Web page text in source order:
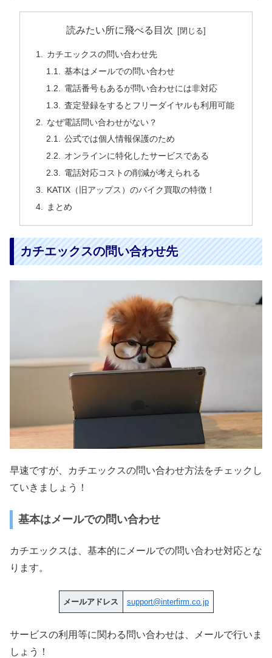
読みたい所に飛べる目次
カチエックスの問い合わせ先
基本はメールでの問い合わせ
電話番号もあるが問い合わせには非対応
査定登録をするとフリーダイヤルも利用可能
なぜ電話問い合わせがない？
公式では個人情報保護のため
オンラインに特化したサービスである
電話対応コストの削減が考えられる
KATIX（旧アップス）のバイク買取の特徴！
まとめ
カチエックスの問い合わせ先
早速ですが、カチエックスの問い合わせ方法をチェックし
ていきましょう！
基本はメールでの問い合わせ
カチエックスは、基本的にメールでの問い合わせ対応とな
ります。
メールアドレス support@interfirm.co.jp
サービスの利用等に関わる問い合わせは、メールで行いま
しょう！